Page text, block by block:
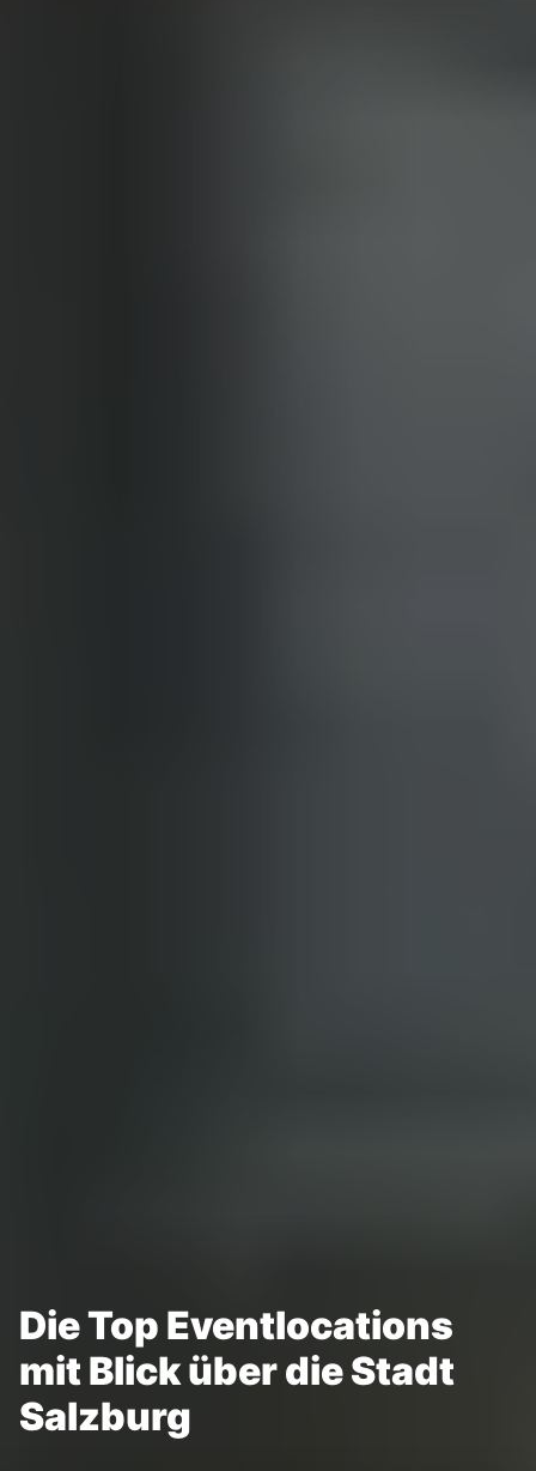
Die Top Eventlocations
mit Blick über die Stadt
Salzburg